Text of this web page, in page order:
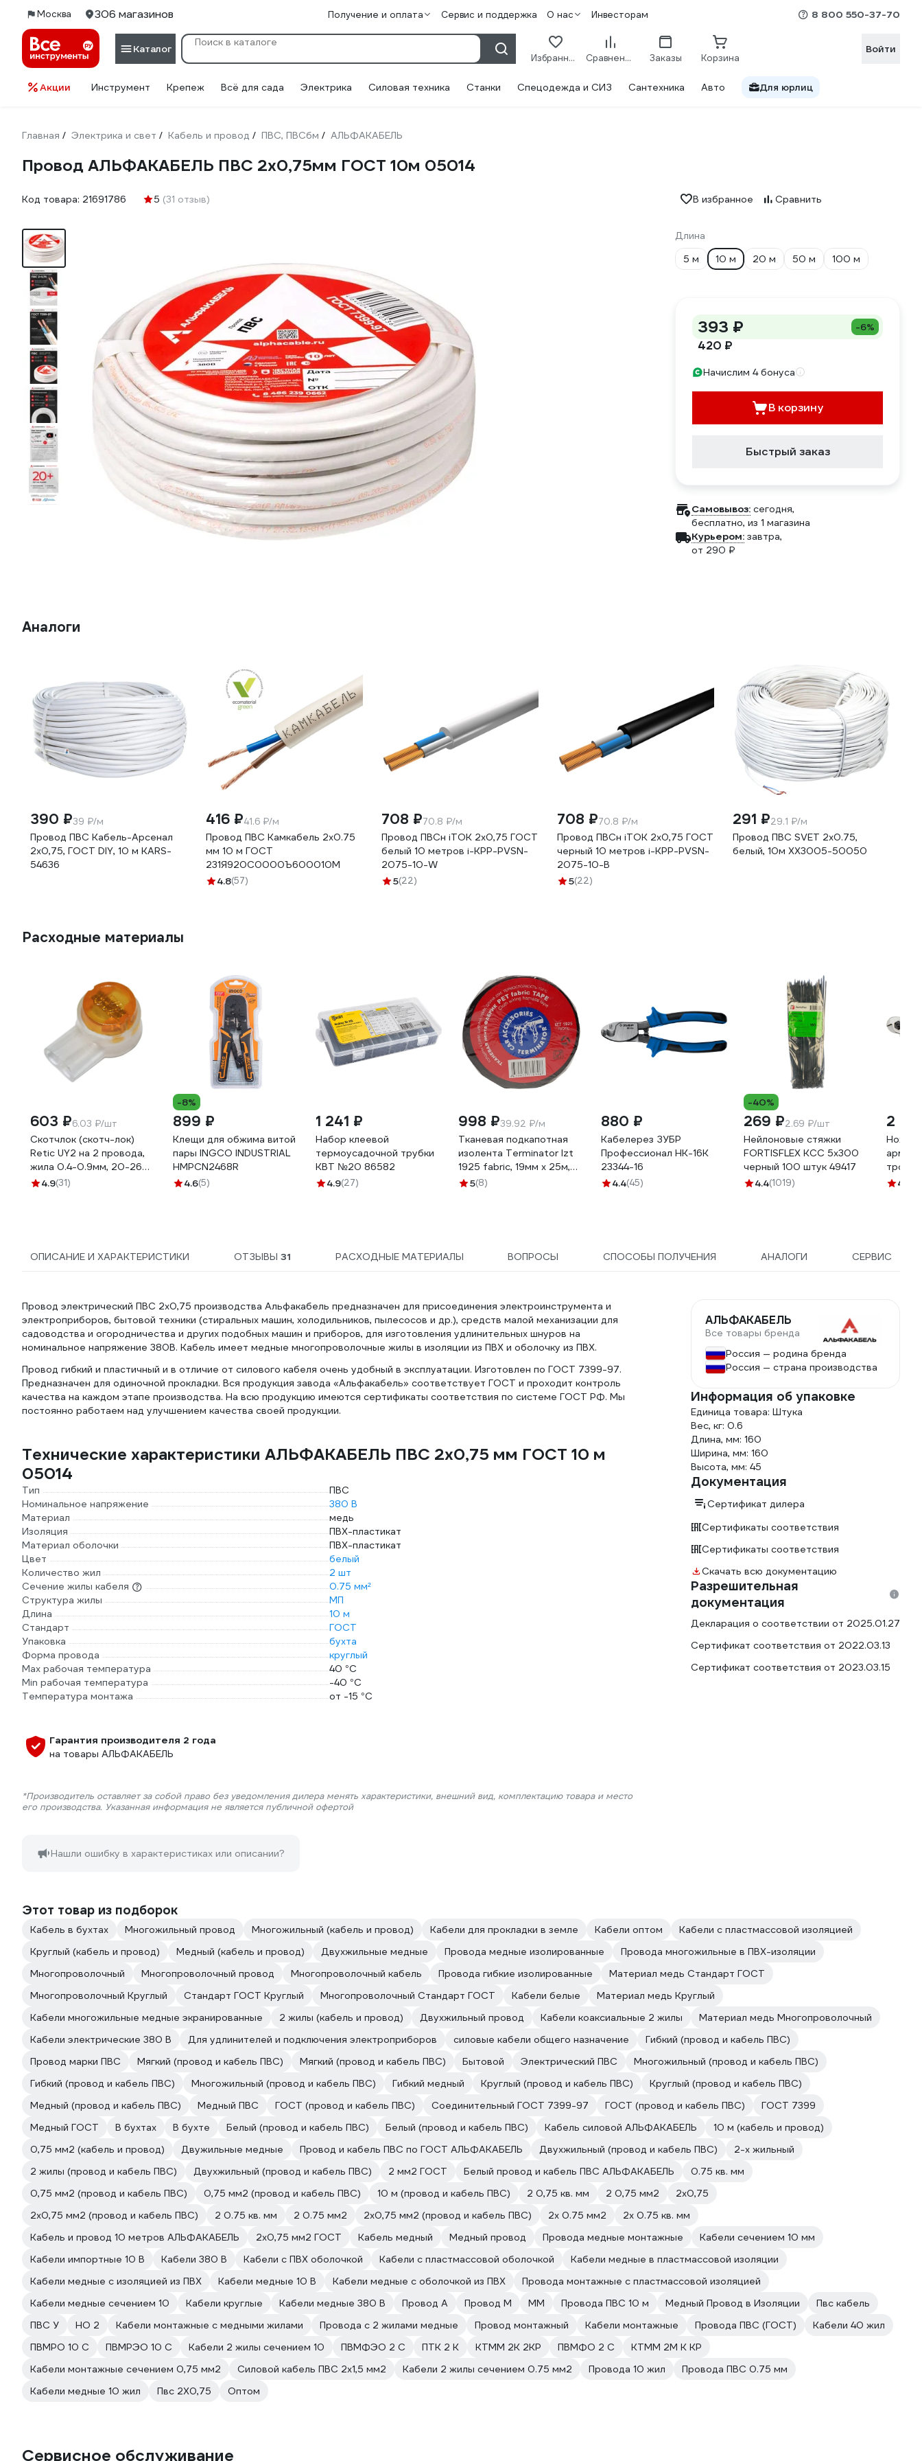
Москва 306 магазинов Получение и оплата Сервис и поддержка О нас Инвесторам 8 800 550-37-70
Каталог
Избранное Сравнение Заказы Корзина
Войти
Акции Инструмент Крепеж Всё для сада Электрика Силовая техника Станки Спецодежда и СИЗ Сантехника Авто Для юрлиц
Главная / Электрика и свет / Кабель и провод / ПВС, ПВСбм / АЛЬФАКАБЕЛЬ
Провод АЛЬФАКАБЕЛЬ ПВС 2x0,75мм ГОСТ 10м 05014
Код товара: 21691786 5 (31 отзыв) В избранное Сравнить
Длина
5 м
10 м 20 м 50 м 100 м
393 ₽ -6%
420 ₽
Начислим 4 бонуса
В корзину
Быстрый заказ
Самовывоз: сегодня,
бесплатно, из 1 магазина
Курьером: завтра,
от 290 ₽
Аналоги
390 ₽39 ₽/м
Провод ПВС Кабель-Арсенал
2x0,75, ГОСТ DIY, 10 м KARS-
54636
416 ₽41.6 ₽/м
Провод ПВС Камкабель 2x0.75
мм 10 м ГОСТ
231Я920C0000Ъ600010М
4.8(57)
708 ₽70.8 ₽/м
Провод ПВСн iTOK 2x0,75 ГОСТ
белый 10 метров i-KPP-PVSN-
2075-10-W
5(22)
708 ₽70.8 ₽/м
Провод ПВСн iTOK 2x0,75 ГОСТ
черный 10 метров i-KPP-PVSN-
2075-10-B
5(22)
291 ₽29.1 ₽/м
Провод ПВС SVET 2х0.75,
белый, 10м XX3005-50050
Расходные материалы
603 ₽6.03 ₽/шт
Скотчлок (скотч-лок)
Retic UY2 на 2 провода,
жила 0.4-0.9мм, 20-26
AWG, 100шт. UY2-UL-
4.9(31)
-8%
899 ₽
Клещи для обжима витой
пары INGCO INDUSTRIAL
HMPCN2468R
4.6(5)
1 241 ₽
Набор клеевой
термоусадочной трубки
КВТ №20 86582
4.9(27)
998 ₽39.92 ₽/м
Тканевая подкапотная
изолента Terminator Izt
1925 fabric, 19мм х 25м,
толщина 0,25мм
5(8)
880 ₽
Кабелерез ЗУБР
Профессионал НК-16К
23344-16
4.4(45)
-40%
269 ₽2.69 ₽/шт
Нейлоновые стяжки
FORTISFLEX КСС 5х300
черный 100 штук 49417
4.4(1019)
2
троса
01-512
4.5
ОПИСАНИЕ И ХАРАКТЕРИСТИКИ ОТЗЫВЫ 31 РАСХОДНЫЕ МАТЕРИАЛЫ ВОПРОСЫ СПОСОБЫ ПОЛУЧЕНИЯ АНАЛОГИ СЕРВИС
Провод электрический ПВС 2х0,75 производства Альфакабель предназначен для присоединения электроинструмента и
электроприборов, бытовой техники (стиральных машин, холодильников, пылесосов и др.), средств малой механизации для
садоводства и огородничества и других подобных машин и приборов, для изготовления удлинительных шнуров на
номинальное напряжение 380В. Кабель имеет медные многопроволочные жилы в изоляции из ПВХ и оболочку из ПВХ.
Провод гибкий и пластичный и в отличие от силового кабеля очень удобный в эксплуатации. Изготовлен по ГОСТ 7399-97.
Предназначен для одиночной прокладки. Вся продукция завода «Альфакабель» соответствует ГОСТ и проходит контроль
качества на каждом этапе производства. На всю продукцию имеются сертификаты соответствия по системе ГОСТ РФ. Мы
постоянно работаем над улучшением качества своей продукции.
Технические характеристики АЛЬФАКАБЕЛЬ ПВС 2x0,75 мм ГОСТ 10 м
05014
Тип
ПВС
Номинальное напряжение
380 В
Материал
медь
Изоляция
ПВХ-пластикат
Материал оболочки
ПВХ-пластикат
Цвет
белый
Количество жил
2 шт
Сечение жилы кабеля
0.75 мм²
Структура жилы
МП
Длина
10 м
Стандарт
ГОСТ
Упаковка
бухта
Форма провода
круглый
Max рабочая температура
40 °С
Min рабочая температура
-40 °С
Температура монтажа
от -15 °С
Гарантия производителя 2 года
на товары АЛЬФАКАБЕЛЬ
*Производитель оставляет за собой право без уведомления дилера менять характеристики, внешний вид, комплектацию товара и место
его производства. Указанная информация не является публичной офертой
Нашли ошибку в характеристиках или описании?
АЛЬФАКАБЕЛЬ
Все товары бренда
Россия — родина бренда
Россия — страна производства
Информация об упаковке
Единица товара: Штука
Вес, кг: 0.6
Длина, мм: 160
Ширина, мм: 160
Высота, мм: 45
Документация
Сертификат дилера
Сертификаты соответствия
Сертификаты соответствия
Скачать всю документацию
Разрешительная
документация
Декларация о соответствии от 2025.01.27
Сертификат соответствия от 2022.03.13
Сертификат соответствия от 2023.03.15
Этот товар из подборок
Кабель в бухтах Многожильный провод Многожильный (кабель и провод) Кабели для прокладки в земле Кабели оптом
Кабели с пластмассовой изоляцией
Круглый (кабель и провод)
Медный (кабель и провод) Двухжильные медные Провода медные изолированные
Провода многожильные в ПВХ-изоляции
Многопроволочный
Многопроволочный провод Многопроволочный кабель Провода гибкие изолированные
Материал медь Стандарт ГОСТ
Многопроволочный Круглый
Стандарт ГОСТ Круглый Многопроволочный Стандарт ГОСТ Кабели белые
Материал медь Круглый
Кабели многожильные медные экранированные
2 жилы (кабель и провод) Двухжильный провод Кабели коаксиальные 2 жилы
Материал медь Многопроволочный
Кабели электрические 380 В
Для удлинителей и подключения электроприборов силовые кабели общего назначение
Гибкий (провод и кабель ПВС)
Провод марки ПВС
Мягкий (провод и кабель ПВС) Мягкий (провод и кабель ПВС) Бытовой Электрический ПВС
Многожильный (провод и кабель ПВС)
Гибкий (провод и кабель ПВС)
Многожильный (провод и кабель ПВС) Гибкий медный Круглый (провод и кабель ПВС)
Круглый (провод и кабель ПВС)
Медный (провод и кабель ПВС)
Медный ПВС ГОСТ (провод и кабель ПВС) Соединительный ГОСТ 7399-97 ГОСТ (провод и кабель ПВС)
ГОСТ 7399
Медный ГОСТ
В бухтах В бухте Белый (провод и кабель ПВС) Белый (провод и кабель ПВС) Кабель силовой АЛЬФАКАБЕЛЬ
10 м (кабель и провод)
0,75 мм2 (кабель и провод)
Двужильные медные Провод и кабель ПВС по ГОСТ АЛЬФАКАБЕЛЬ Двухжильный (провод и кабель ПВС)
2-х жильный
2 жилы (провод и кабель ПВС)
Двухжильный (провод и кабель ПВС) 2 мм2 ГОСТ Белый провод и кабель ПВС АЛЬФАКАБЕЛЬ
0.75 кв. мм
0,75 мм2 (провод и кабель ПВС)
0,75 мм2 (провод и кабель ПВС) 10 м (провод и кабель ПВС) 2 0,75 кв. мм 2 0,75 мм2
2х0,75
2х0,75 мм2 (провод и кабель ПВС)
2 0.75 кв. мм 2 0.75 мм2 2х0,75 мм2 (провод и кабель ПВС) 2х 0.75 мм2
2х 0.75 кв. мм
Кабель и провод 10 метров АЛЬФАКАБЕЛЬ
2х0,75 мм2 ГОСТ Кабель медный Медный провод Провода медные монтажные
Кабели сечением 10 мм
Кабели импортные 10 В
Кабели 380 В Кабели с ПВХ оболочкой Кабели с пластмассовой оболочкой
Кабели медные в пластмассовой изоляции
Кабели медные с изоляцией из ПВХ
Кабели медные 10 В Кабели медные с оболочкой из ПВХ
Провода монтажные с пластмассовой изоляцией
Кабели медные сечением 10
Кабели круглые Кабели медные 380 В Провод А Провод М ММ Провода ПВС 10 м Медный Провод в Изоляции
Пвс кабель
ПВС У
НО 2 Кабели монтажные с медными жилами Провода с 2 жилами медные Провод монтажный Кабели монтажные Провода ПВС (ГОСТ)
Кабели 40 жил
ПВМРО 10 С
ПВМРЭО 10 С Кабели 2 жилы сечением 10 ПВМФЭО 2 С ПТК 2 К КТММ 2К 2КР ПВМФО 2 С
КТММ 2М К КР
Кабели монтажные сечением 0,75 мм2
Силовой кабель ПВС 2х1,5 мм2 Кабели 2 жилы сечением 0.75 мм2 Провода 10 жил
Провода ПВС 0.75 мм
Кабели медные 10 жил
Пвс 2Х0,75 Оптом
Сервисное обслуживание